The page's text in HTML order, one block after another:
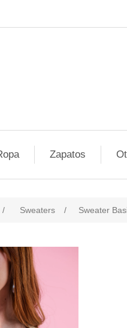
Zapatos
/ Sweaters / Sweater